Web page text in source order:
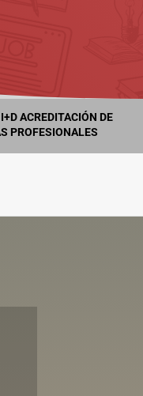
ACREDITACIÓN DE
PROFESIONALES